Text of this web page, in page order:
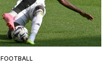
FOOTBALL